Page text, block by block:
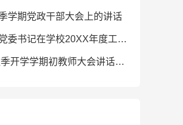
学期党政干部大会上的讲话
在学校20XX年度工作动员大会上的讲话
开学学期初教师大会讲话范文